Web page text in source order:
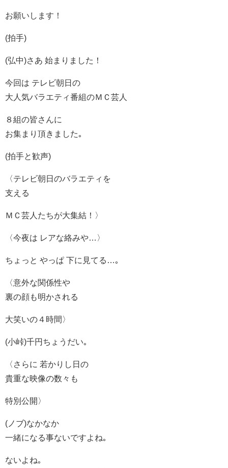
お願いします！
(拍手)
(弘中)さあ 始まりました！
今回は テレビ朝日の
大人気バラエティ番組のＭＣ芸人
８組の皆さんに
お集まり頂きました｡
(拍手と歓声)
〈テレビ朝日のバラエティを
支える
ＭＣ芸人たちが大集結！〉
〈今夜は レアな絡みや…〉
ちょっと やっぱ 下に見てる…｡
〈意外な関係性や
裏の顔も明かされる
大笑いの４時間〉
(小峠)千円ちょうだい｡
〈さらに 若かりし日の
貴重な映像の数々も
特別公開〉
(ノブ)なかなか
一緒になる事ないですよね｡
ないよね｡